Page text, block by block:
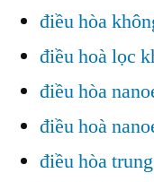
điều hòa
điều hoà lọc
điều hòa
điều hoà
điều hòa